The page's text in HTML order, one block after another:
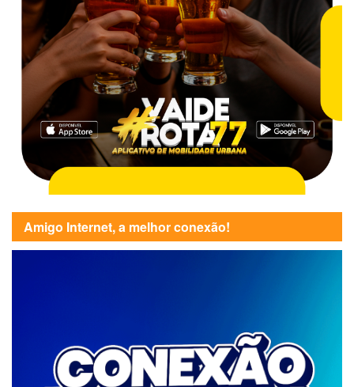
Amigo Internet, a melhor conexão!